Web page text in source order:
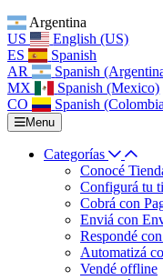
Argentina
US
English (US)
ES
Spanish
AR
Spanish
MX
Spanish (Mexico)
CO
Spanish
Menu
Categorías
Conocé
Configurá tu
Cobrá con
Enviá con
Respondé
Automatizá
Vendé offline